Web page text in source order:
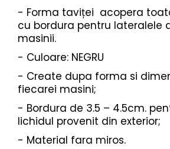
CAR AUDIO
DIVERSE
DRIFT
LOW STICKERS
PARASOLARE
PAUL WALKER STICKER
PENTRU FETE
PRODUSE IN TRENDING
- Forma taviței acopera
cu bordura pentru lateralele
masinii.
- Culoare: NEGRU
- Create dupa forma si
fiecarei masini;
- Bordura de 3.5 – 4.5cm.
lichidul provenit din exterior;
- Material fara miros.